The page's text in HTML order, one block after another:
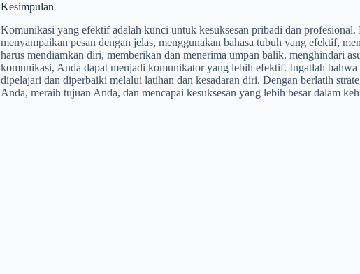
Kesimpulan
Komunikasi yang efektif adalah kunci untuk kesuksesan pribadi dan profesional.
menyampaikan pesan dengan jelas, menggunakan bahasa tubuh yang efektif,
harus mendiamkan diri, memberikan dan menerima umpan balik, menghindari
komunikasi, Anda dapat menjadi komunikator yang lebih efektif. Ingatlah
dipelajari dan diperbaiki melalui latihan dan kesadaran diri. Dengan berlatih
Anda, meraih tujuan Anda, dan mencapai kesuksesan yang lebih besar dalam